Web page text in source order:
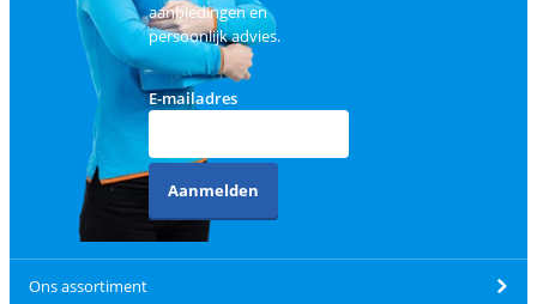
aanbiedingen en
persoonlijk advies.
E-mailadres
Aanmelden
Ons assortiment